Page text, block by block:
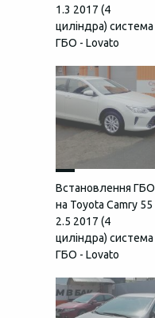
1.3 2017 (4
циліндра) система
ГБО - Lovato
Встановлення ГБО
на Toyota Camry 55
2.5 2017 (4
циліндра) система
ГБО - Lovato